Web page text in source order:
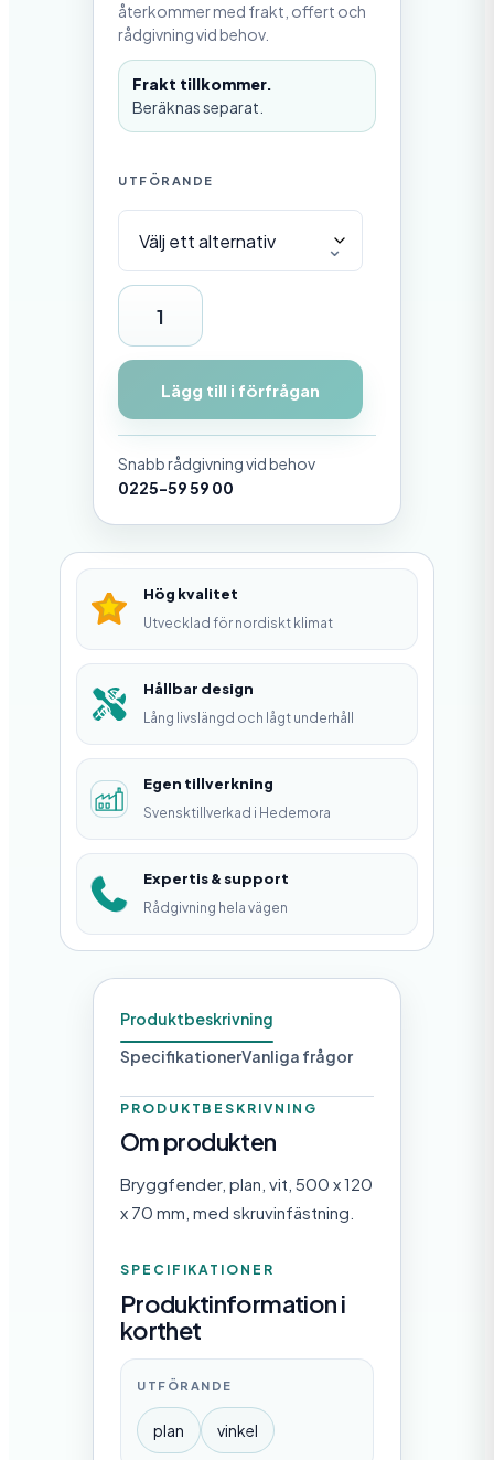
återkommer med frakt, offert och
rådgivning vid behov.
Frakt tillkommer.
Beräknas separat.
UTFÖRANDE
B
r
y
g
g
f
n
e
r
,
V
i
t
n
g
d
Lägg till i förfrågan
Snabb rådgivning vid behov
0225-59 59 00
Hög kvalitet
Utvecklad för nordiskt klimat
Hållbar design
Lång livslängd och lågt underhåll
Egen tillverkning
Svensktillverkad i Hedemora
Expertis & support
Rådgivning hela vägen
Produktbeskrivning
SpecifikationerVanliga frågor
PRODUKTBESKRIVNING
Om produkten
Bryggfender, plan, vit, 500 x 120
x 70 mm, med skruvinfästning.
SPECIFIKATIONER
Produktinformation i
korthet
UTFÖRANDE
plan vinkel